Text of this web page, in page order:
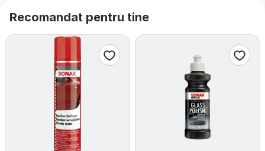
Recomandat pentru tine